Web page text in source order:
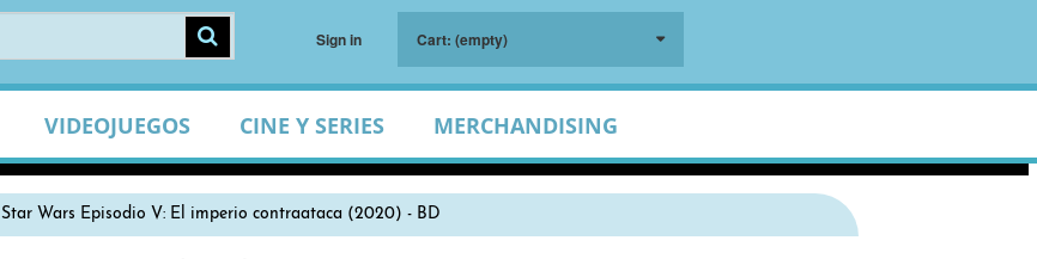
Sign in Cart: (empty)
VIDEOJUEGOS CINE Y SERIES MERCHANDISING
Star Wars Episodio V: El imperio contraataca (2020) - BD